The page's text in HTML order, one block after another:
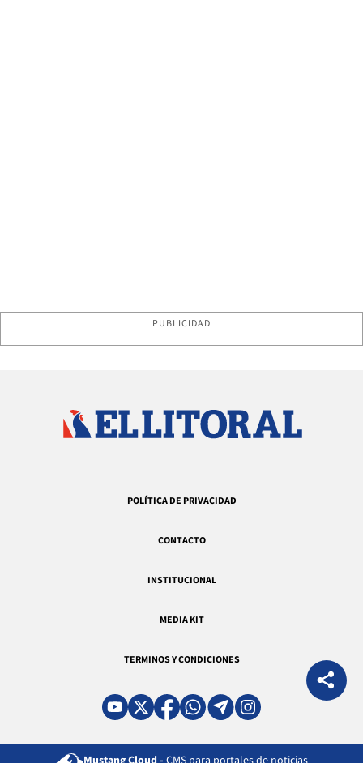
PUBLICIDAD
POLÍTICA DE PRIVACIDAD
CONTACTO
INSTITUCIONAL
MEDIA KIT
TERMINOS Y CONDICIONES